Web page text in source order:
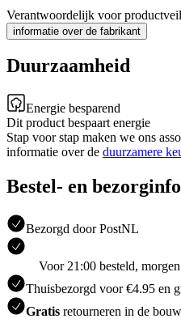
Verantwoordelijk voor
informatie over de fabrikant
Duurzaamheid
Energie besparend
Dit product bespaart energie
Stap voor stap maken we ons
informatie over de duurzamere
Bestel- en
Bezorgd door PostNL
Voor 21:00 besteld,
Thuisbezorgd voor €4.95 en
Gratis retourneren in de